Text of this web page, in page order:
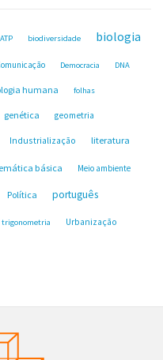
ATP biodiversidade biologia
Democracia DNA
humana folhas
genética geometria
Industrialização literatura
básica Meio ambiente
Política português
trigonometria Urbanização